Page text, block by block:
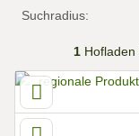
Suchradius:
1Hofladen